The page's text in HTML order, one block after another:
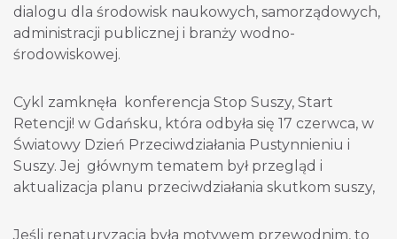
dialogu dla środowisk naukowych, samorządowych,
administracji publicznej i branży wodno-
środowiskowej.
Cykl zamknęła konferencja Stop Suszy, Start
Retencji! w Gdańsku, która odbyła się 17 czerwca, w
Światowy Dzień Przeciwdziałania Pustynnieniu i
Suszy. Jej głównym tematem był przegląd i
aktualizacja planu przeciwdziałania skutkom suszy,
Jeśli renaturyzacja była motywem przewodnim, to